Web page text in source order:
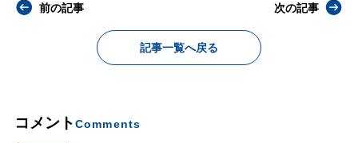
前の記事
記事一覧へ戻る
次の記事
コメントComments